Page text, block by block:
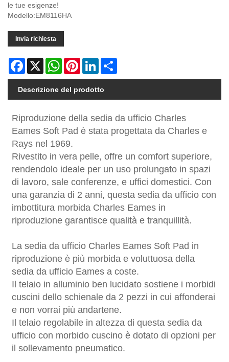
le tue esigenze!
Modello:EM8116HA
Invia richiesta
Facebook
X WhatsAppPinterestLinkedIn
Descrizione del prodotto
Riproduzione della sedia da ufficio Charles
Eames Soft Pad è stata progettata da Charles e
Rays nel 1969.
Rivestito in vera pelle, offre un comfort superiore,
rendendolo ideale per un uso prolungato in spazi
di lavoro, sale conferenze, e uffici domestici. Con
una garanzia di 2 anni, questa sedia da ufficio con
imbottitura morbida Charles Eames in
riproduzione garantisce qualità e tranquillità.
La sedia da ufficio Charles Eames Soft Pad in
riproduzione è più morbida e voluttuosa della
sedia da ufficio Eames a coste.
Il telaio in alluminio ben lucidato sostiene i morbidi
cuscini dello schienale da 2 pezzi in cui affonderai
e non vorrai più andartene.
Il telaio regolabile in altezza di questa sedia da
ufficio con morbido cuscino è dotato di opzioni per
il sollevamento pneumatico.